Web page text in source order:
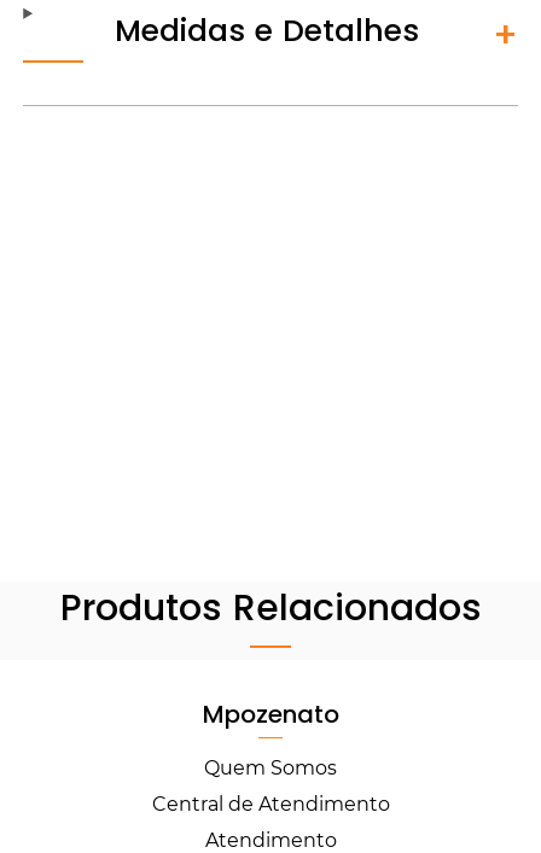
Medidas e Detalhes
Produtos Relacionados
Mpozenato
Quem Somos
Central de Atendimento
Atendimento